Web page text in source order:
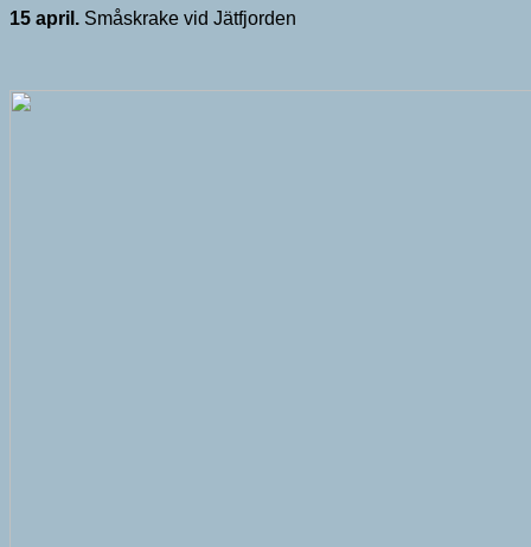
15 april. Småskrake vid Jätfjorden